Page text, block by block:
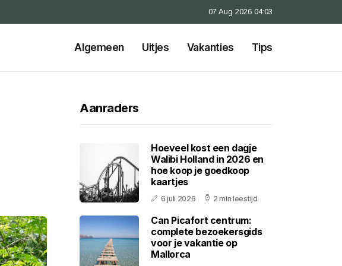
07 Aug 2026 04:03
Algemeen Uitjes Vakanties Tips
Aanraders
Hoeveel kost een dagje
Walibi Holland in 2026 en
hoe koop je goedkoop
kaartjes
6 juli 2026 2 min leestijd
Can Picafort centrum:
complete bezoekersgids
voor je vakantie op
Mallorca